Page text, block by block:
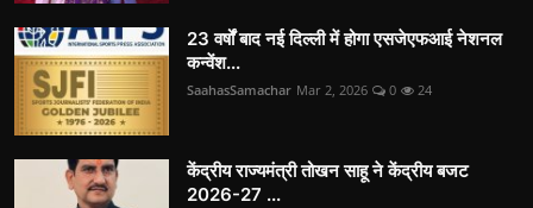
23 वर्षों बाद नई दिल्ली में होगा एसजेएफआई नेशनल
कन्वेंश...
SaahasSamachar Mar 2, 2026 0 24
केंद्रीय राज्यमंत्री तोखन साहू ने केंद्रीय बजट
2026-27 ...